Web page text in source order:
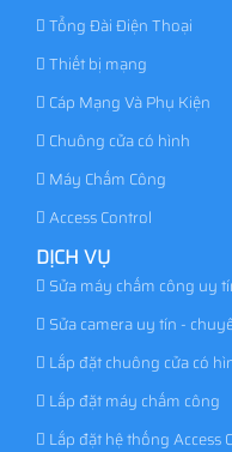
Thiết Bị Báo Động
Tổng Đài Điện Thoại
Thiết bị mạng
Cáp Mạng Và Phụ Kiện
Chuông cửa có hình
Máy Chấm Công
Access Control
DỊCH VỤ
Sửa máy chấm công uy
Sửa camera uy tín -
Lắp đặt chuông cửa có hình
Lắp đặt máy chấm công